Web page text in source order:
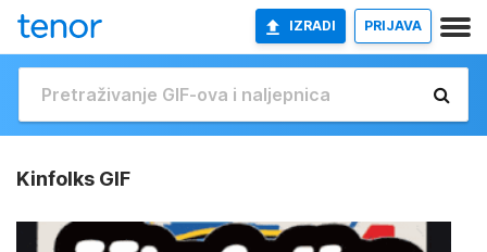
IZRADI PRIJAVA
Kinfolks GIF